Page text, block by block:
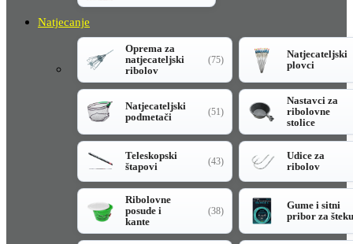
Natjecanje
Oprema za
natjecateljski
ribolov
(75)
Natjecateljski
plovci
Natjecateljski
podmetači
(51)
Nastavci za
ribolovne
stolice
Teleskopski
štapovi
(43)
Udice za
ribolov
Ribolovne
posude i
kante
(38)
Gume i sitni
pribor za šteku